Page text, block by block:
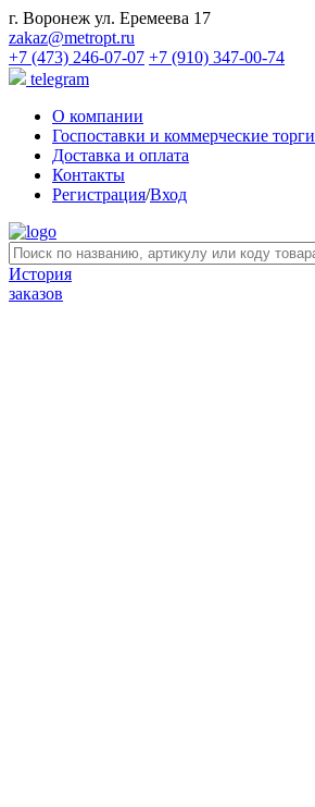
г. Воронеж ул. Еремеева 17
zakaz@metropt.ru
+7 (473) 246-07-07 +7 (910) 347-00-74
telegram
О компании
Госпоставки и коммерческие торги
Доставка и оплата
Контакты
Регистрация/Вход
История
заказов